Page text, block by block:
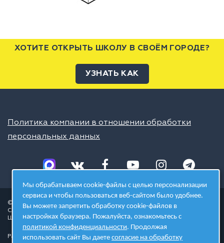
ХОТИТЕ ОТКРЫТЬ ШКОЛУ В СВОЁМ ГОРОДЕ?
УЗНАТЬ КАК
Политика компании в отношении обработки
персональных данных
© 2026 ШЦТ
Сеть центров молодёжного инновационного творчества
Школа цифровых технологий
Разработано в студии
Мы обрабатываем cookie-файлы с целью персонализации
сервиса и чтобы пользоваться веб-сайтом было удобнее.
Вы можете запретить обработку cookie-файлов в
настройках браузера. Пожалуйста, ознакомьтесь с
политикой конфиденциальности. Продолжая
использовать сайт Вы даетесогласие на обработку